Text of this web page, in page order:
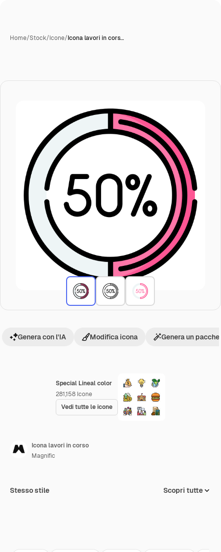
Home/Stock/Icone/Icona lavori in cors…
Special Lineal color
281,158 Icone
Vedi tutte le icone
Genera con l'IA Modifica icona Genera un
Icona lavori in corso
Magnific
Stesso stile Scopri tutte